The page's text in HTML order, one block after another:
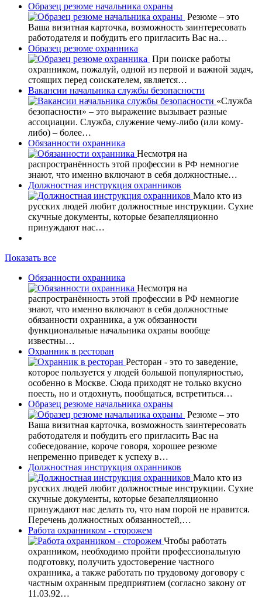
Образец резюме начальника охраны
Резюме – это
Ваша визитная карточка, возможность заинтересовать
работодателя и побудить его пригласить Вас на…
Образец резюме охранника
При поиске работы
охранником, пожалуй, одной из первой и важной задач,
стоящих перед соискателем, является…
Вакансии начальника службы безопасности
«Служба
безопасности» – это выражение вызывает разные
ассоциации. Служба, служение чему-либо (или кому-
либо) – более…
Обязанности охранника
Несмотря на
распространённость этой профессии в РФ немногие
знают, что именно включают в себя должностные…
Должностная инструкция охранников
Мало кто из
русских людей любит должностные инструкции. Сухие
скучные документы, которые безапелляционно
принуждают нас…
Показать все
Обязанности охранника
Несмотря на
распространённость этой профессии в РФ немногие
знают, что именно включают в себя должностные
обязанности охранника, а уж обязанности
функциональные начальника охраны вообще
известны…
Охранник в ресторан
Ресторан - это то заведение,
которое пользуется у людей большой популярностью,
особенно в Москве. Сюда приходят не только вкусно
поесть, но и отдохнуть, пообщаться, встретиться…
Образец резюме начальника охраны
Резюме – это
Ваша визитная карточка, возможность заинтересовать
работодателя и побудить его пригласить Вас на
собеседование, короче говоря, хорошее резюме
непременно приведет к успеху в…
Должностная инструкция охранников
Мало кто из
русских людей любит должностные инструкции. Сухие
скучные документы, которые безапелляционно
принуждают нас делать то, что нам порой не нравится.
Перечень должностных обязанностей,…
Работа охранником - сторожем
Чтобы работать
охранником, необходимо пройти профессиональную
подготовку, получить удостоверение частного
охранника, а также работать по трудовому договору с
частным охранным предприятием (согласно закону от
11.03.92…